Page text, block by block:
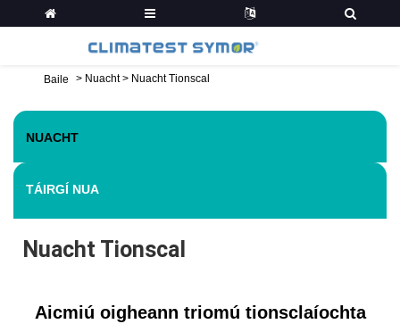
Baile > Nuacht > Nuacht Tionscal
NUACHT
TÁIRGÍ NUA
Nuacht Tionscal
Aicmiú oigheann triomú tionsclaíochta